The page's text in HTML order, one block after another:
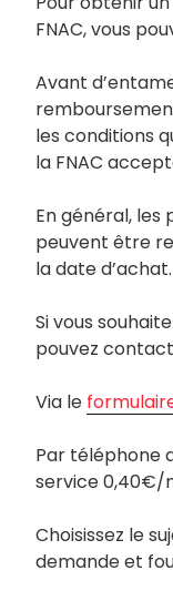
FNAC, vous
Avant
les conditions
la FNAC
En général, les
peuvent être
la date d’achat.
Si vous
pouvez
Via le
Par téléphone
service 0,40€/
Choisissez le
demande et